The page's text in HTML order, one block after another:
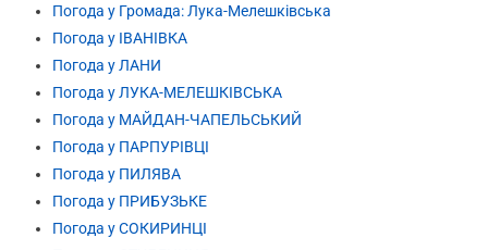
Погода у Громада: Лука-Мелешківська
Погода у ІВАНІВКА
Погода у ЛАНИ
Погода у ЛУКА-МЕЛЕШКІВСЬКА
Погода у МАЙДАН-ЧАПЕЛЬСЬКИЙ
Погода у ПАРПУРІВЦІ
Погода у ПИЛЯВА
Погода у ПРИБУЗЬКЕ
Погода у СОКИРИНЦІ